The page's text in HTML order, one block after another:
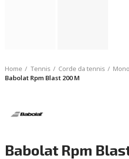
Home Tennis Corde da tennis
Babolat Rpm Blast 200 M
Babolat Rpm